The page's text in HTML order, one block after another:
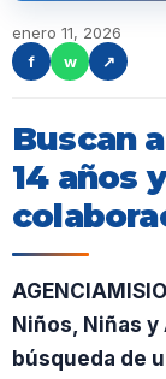
enero 11, 2026
f
w ↗
Buscan
14 años
Niños, Niñas
búsqueda de